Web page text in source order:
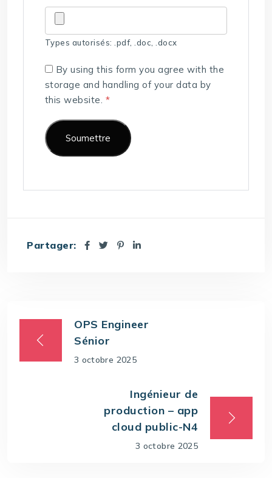
Types autorisés: .pdf, .doc, .docx
By using this form you agree with the
storage and handling of your data by
this website. *
Partager:
OPS Engineer
Sénior
3 octobre 2025
Ingénieur de
production – app
cloud public-N4
3 octobre 2025